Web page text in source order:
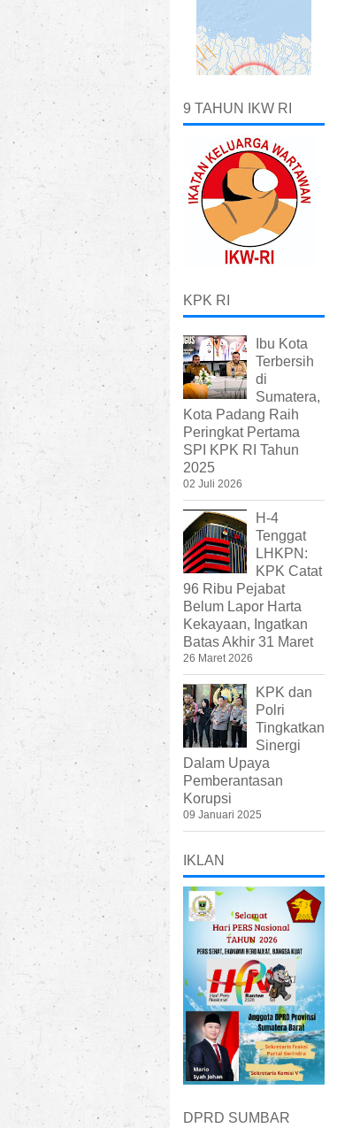
9 TAHUN IKW RI
KPK RI
Ibu Kota
Terbersih
di
Sumatera,
Kota Padang Raih
Peringkat Pertama
SPI KPK RI Tahun
2025
02 Juli 2026
H-4
Tenggat
LHKPN:
KPK Catat
96 Ribu Pejabat
Belum Lapor Harta
Kekayaan, Ingatkan
Batas Akhir 31 Maret
26 Maret 2026
KPK dan
Polri
Tingkatkan
Sinergi
Dalam Upaya
Pemberantasan
Korupsi
09 Januari 2025
IKLAN
DPRD SUMBAR